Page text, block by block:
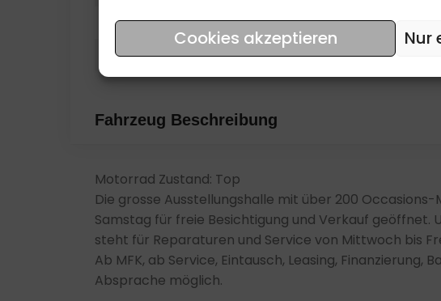
Cookies akzeptieren Nur
Dokument Nummer
Zustand
Fahrzeug Beschreibung
Motorrad Zustand: Top
Die grosse Ausstellungshalle mit über 200
Samstag für freie Besichtigung und Verkauf
steht für Reparaturen und Service von Mittwoch bis
Ab MFK, ab Service, Eintausch, Leasing, Finanzierung,
Absprache möglich.